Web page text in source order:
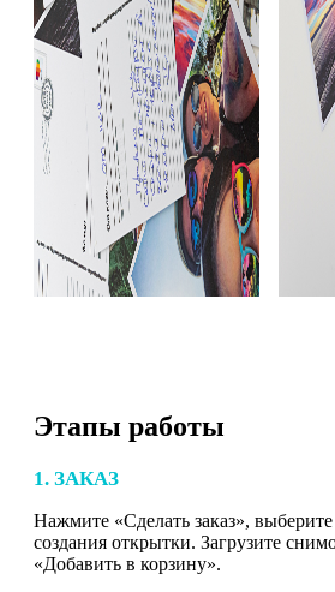
Этапы работы
1. ЗАКАЗ
Нажмите «Сделать заказ»,
создания открытки. Загрузите
«Добавить в корзину».